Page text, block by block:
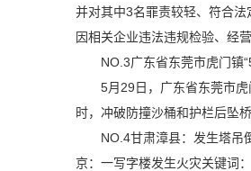
并对其中3名罪责较轻、符合
因相关企业违法违规检验、经
NO.3广东省东莞市虎门镇
5月29日，广东省东莞市
时，冲破防撞沙桶和护栏后坠
NO.4甘肃漳县：发生塔吊
京：一写字楼发生火灾关键词